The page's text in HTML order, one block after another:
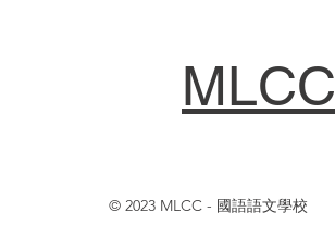
© 2023 MLCC - 國語語文學校
MLCC